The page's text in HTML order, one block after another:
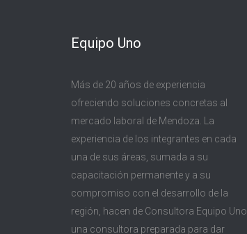
Equipo Uno
Más de 20 años de experiencia
ofreciendo soluciones concretas al
mercado laboral de Mendoza. La
experiencia de los integrantes en cada
una de sus áreas, sumada a su
capacitación permanente y a su
compromiso con el desarrollo de la
región, hacen de Consultora Equipo Uno
una consultora preparada para dar